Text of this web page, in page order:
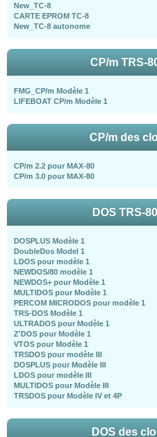
New_TC-8
CARTE EPROM TC-8
New_TC-8 autonome
CP/m TRS-
FMG_CP/m Modèle 1
LIFEBOAT CP/m Modèle 1
CP/m des
CP/m 2.2 pour MAX-80
CP/m 3.0 pour MAX-80
DOS TRS-
DOSPLUS Modèle 1
DoubleDos Model 1
LDOS pour modèle 1
NEWDOS/80 modèle 1
NEWDOS+ pour Modèle 1
MULTIDOS pour Modèle 1
PERCOM MICRODOS pour modèle 1
TRS-DOS Modèle 1
ULTRADOS pour Modèle 1
Z'DOS pour Modèle 1
VTOS pour Modèle 1
TRSDOS pour modèle III
DOSPLUS pour Modèle III
LDOS pour modèle III
MULTIDOS pour Modèle III
TRSDOS pour Modèle IV et 4P
DOS des